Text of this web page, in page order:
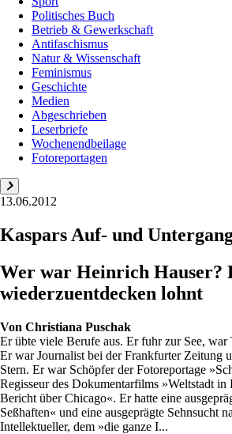
Politisches Buch
Betrieb & Gewerkschaft
Antifaschismus
Natur & Wissenschaft
Feminismus
Geschichte
Medien
Abgeschrieben
Leserbriefe
Wochenendbeilage
Fotoreportagen
13.06.2012
Kaspars Auf- und
Wer war Heinrich Hauser?
wiederzuentdecken lohnt
Von Christiana Puschak
Er übte viele Berufe aus. Er fuhr zur See, war
Er war Journalist bei der Frankfurter Zeitung
Stern. Er war Schöpfer der Fotoreportage
Regisseur des Dokumentarfilms »Weltstadt in
Bericht über Chicago«. Er hatte eine
Seßhaften« und eine ausgeprägte Sehnsucht
Intellektueller, dem »die ganze I...